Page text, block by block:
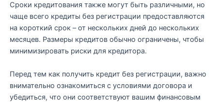
Сроки кредитования также могут быть различными, но
чаще всего кредиты без регистрации предоставляются
на короткий срок – от нескольких дней до нескольких
месяцев. Размеры кредитов обычно ограничены, чтобы
минимизировать риски для кредитора.
Перед тем как получить кредит без регистрации, важно
внимательно ознакомиться с условиями договора и
убедиться, что они соответствуют вашим финансовым